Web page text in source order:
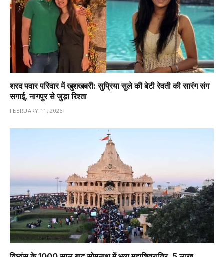
शरद पवार परिवार में खुशखबरी: सुप्रिया सुले की बेटी रेवती की सारंग संग
सगाई, नागपुर से जुड़ा रिश्ता
FEBRUARY 11, 2026